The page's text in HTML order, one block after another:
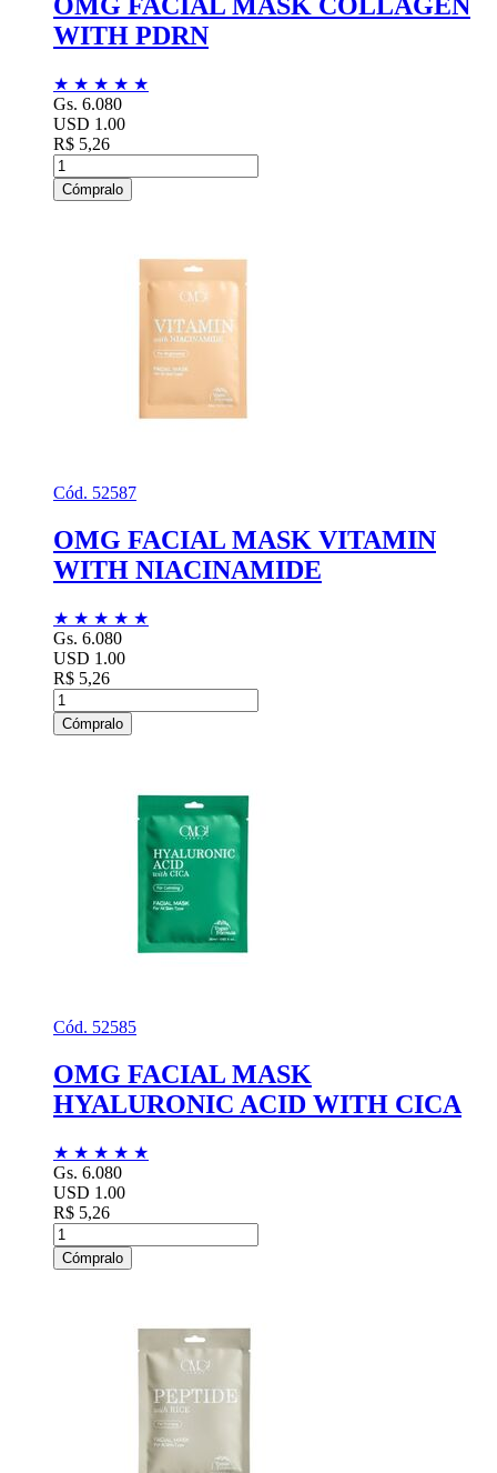
WITH PDRN
★ ★ ★ ★ ★
Gs. 6.080
USD 1.00
R$ 5,26
Cómpralo
Cód. 52587
OMG FACIAL MASK VITAMIN
WITH NIACINAMIDE
★ ★ ★ ★ ★
Gs. 6.080
USD 1.00
R$ 5,26
Cómpralo
Cód. 52585
OMG FACIAL MASK
HYALURONIC ACID WITH CICA
★ ★ ★ ★ ★
Gs. 6.080
USD 1.00
R$ 5,26
Cómpralo